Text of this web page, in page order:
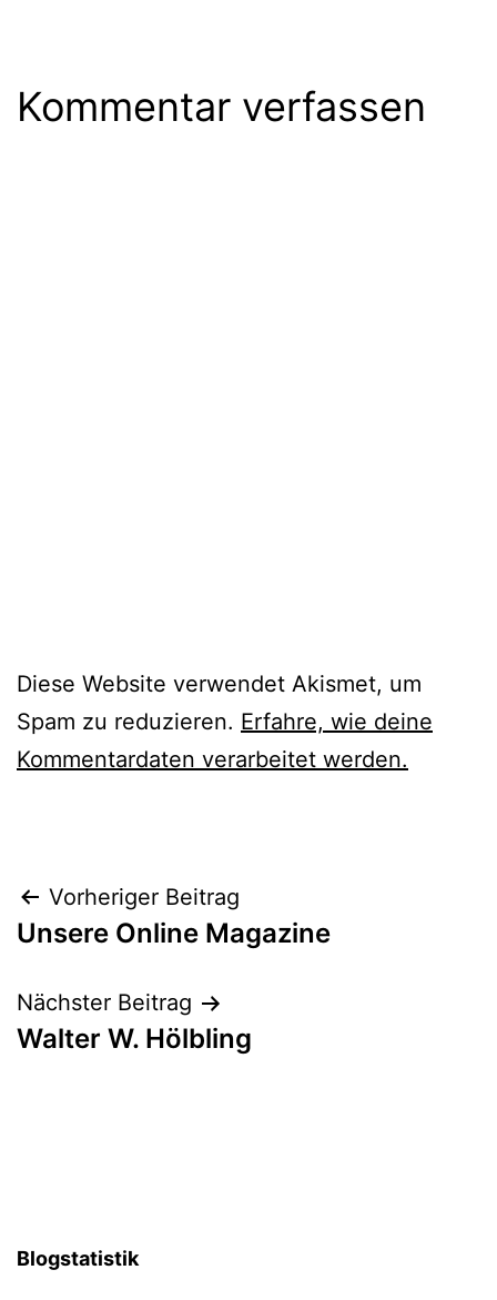
Kommentar verfassen
Diese Website verwendet Akismet, um
Spam zu reduzieren. Erfahre, wie deine
Kommentardaten verarbeitet werden.
Beitragsnavigation
Vorheriger Beitrag
Unsere Online Magazine
Nächster Beitrag
Walter W. Hölbling
Blogstatistik